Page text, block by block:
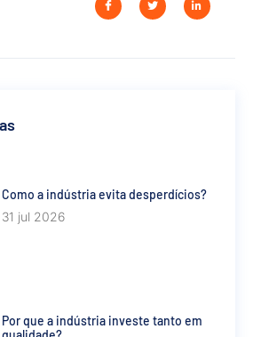
Como a indústria evita desperdícios?
31 jul 2026
Por que a indústria investe tanto em